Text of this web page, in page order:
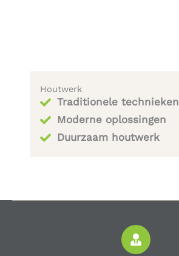
Houtwerk
Traditionele technieken
Moderne oplossingen
Duurzaam houtwerk